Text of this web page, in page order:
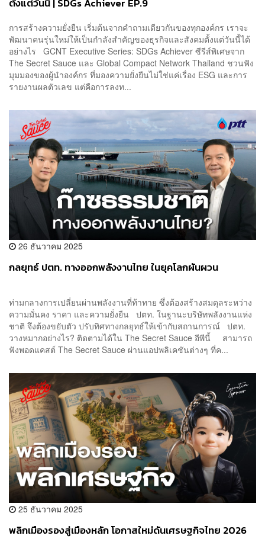
ตั้งแต่วันนี้ | SDGs Achiever EP.9
การสร้างความยั่งยืน เริ่มต้นจากคำถามเดียวกันของทุกองค์กร เราจะ
พัฒนาคนรุ่นใหม่ให้เป็นกำลังสำคัญของธุรกิจและสังคมตั้งแต่วันนี้ได้
อย่างไร GCNT Executive Series: SDGs Achiever ซีรีส์พิเศษจาก
The Secret Sauce และ Global Compact Network Thailand ชวนฟัง
มุมมองของผู้นำองค์กร ที่มองความยั่งยืนไม่ใช่แค่เรื่อง ESG และการ
รายงานผลตัวเลข แต่คือการลงท...
26 ธันวาคม 2025
กลยุทธ์ ปตท. ทางออกพลังงานไทย ในยุคโลกผันผวน
ท่ามกลางการเปลี่ยนผ่านพลังงานที่ท้าทาย ซึ่งต้องสร้างสมดุลระหว่าง
ความมั่นคง ราคา และความยั่งยืน ปตท. ในฐานะบริษัทพลังงานแห่ง
ชาติ จึงต้องขยับตัว ปรับทิศทางกลยุทธ์ให้เข้ากับสถานการณ์ ปตท.
วางหมากอย่างไร? ติดตามได้ใน The Secret Sauce อีพีนี้ สามารถ
ฟังพอดแคสต์ The Secret Sauce ผ่านแอปพลิเคชันต่างๆ ที่ค...
25 ธันวาคม 2025
พลิกเมืองรองสู่เมืองหลัก โอกาสใหม่ดันเศรษฐกิจไทย 2026